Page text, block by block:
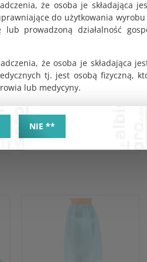
że osoba je składająca
do użytkowania
prowadzoną działalność
że osoba je składająca
tj. jest osobą fizyczną,
lub medycyny.
NIE **
Kwas octowy 3% roztwór
wodny 100ml
KOD PRODUKTU:
34.00 zł
NETTO
27.64 zł